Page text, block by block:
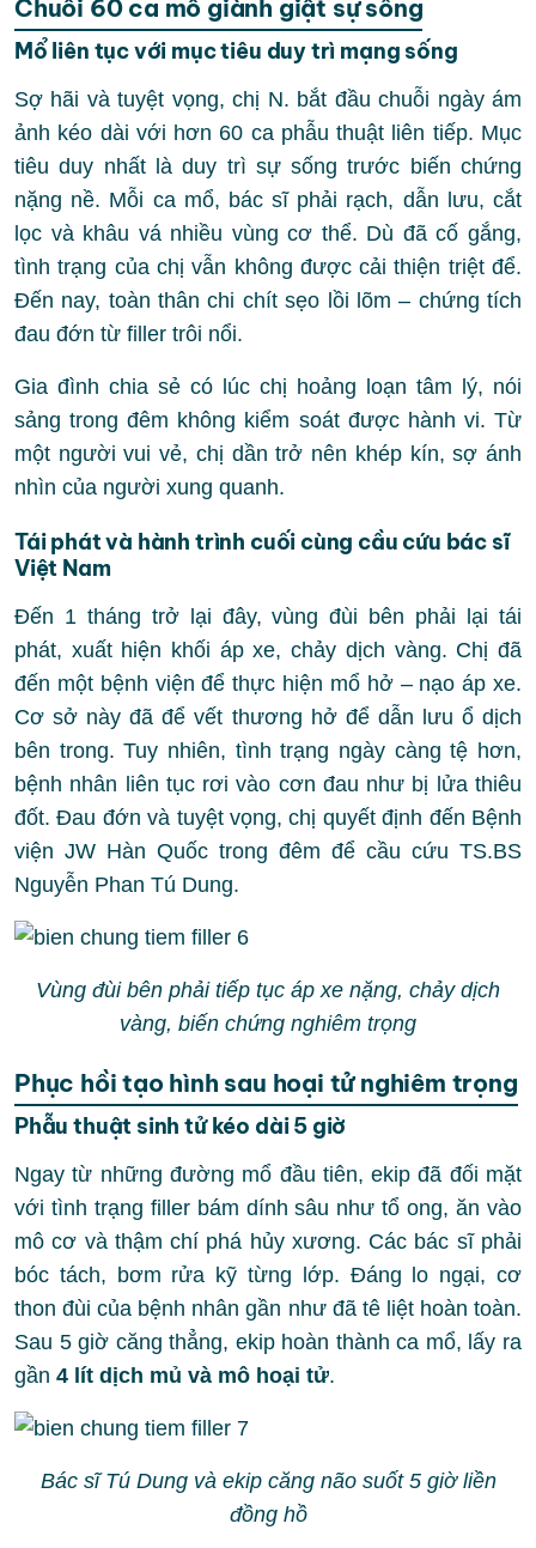
Chuỗi 60 ca mổ giành giật sự sống
Mổ liên tục với mục tiêu duy trì mạng sống
Sợ hãi và tuyệt vọng, chị N. bắt đầu chuỗi ngày ám
ảnh kéo dài với hơn 60 ca phẫu thuật liên tiếp. Mục
tiêu duy nhất là duy trì sự sống trước biến chứng
nặng nề. Mỗi ca mổ, bác sĩ phải rạch, dẫn lưu, cắt
lọc và khâu vá nhiều vùng cơ thể. Dù đã cố gắng,
tình trạng của chị vẫn không được cải thiện triệt để.
Đến nay, toàn thân chi chít sẹo lồi lõm – chứng tích
đau đớn từ filler trôi nổi.
Gia đình chia sẻ có lúc chị hoảng loạn tâm lý, nói
sảng trong đêm không kiểm soát được hành vi. Từ
một người vui vẻ, chị dần trở nên khép kín, sợ ánh
nhìn của người xung quanh.
Tái phát và hành trình cuối cùng cầu cứu bác sĩ
Việt Nam
Đến 1 tháng trở lại đây, vùng đùi bên phải lại tái
phát, xuất hiện khối áp xe, chảy dịch vàng. Chị đã
đến một bệnh viện để thực hiện mổ hở – nạo áp xe.
Cơ sở này đã để vết thương hở để dẫn lưu ổ dịch
bên trong. Tuy nhiên, tình trạng ngày càng tệ hơn,
bệnh nhân liên tục rơi vào cơn đau như bị lửa thiêu
đốt. Đau đớn và tuyệt vọng, chị quyết định đến Bệnh
viện JW Hàn Quốc trong đêm để cầu cứu TS.BS
Nguyễn Phan Tú Dung.
Vùng đùi bên phải tiếp tục áp xe nặng, chảy dịch
vàng, biến chứng nghiêm trọng
Phục hồi tạo hình sau hoại tử nghiêm trọng
Phẫu thuật sinh tử kéo dài 5 giờ
Ngay từ những đường mổ đầu tiên, ekip đã đối mặt
với tình trạng filler bám dính sâu như tổ ong, ăn vào
mô cơ và thậm chí phá hủy xương. Các bác sĩ phải
bóc tách, bơm rửa kỹ từng lớp. Đáng lo ngại, cơ
thon đùi của bệnh nhân gần như đã tê liệt hoàn toàn.
Sau 5 giờ căng thẳng, ekip hoàn thành ca mổ, lấy ra
gần 4 lít dịch mủ và mô hoại tử.
Bác sĩ Tú Dung và ekip căng não suốt 5 giờ liền
đồng hồ